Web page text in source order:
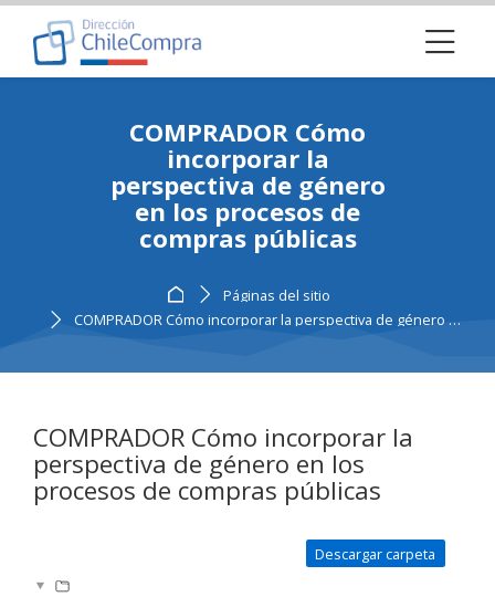
Skip to navigation
Skip to login form
Salta al contenido principal
Skip to footer
COMPRADOR Cómo
incorporar la
perspectiva de género
​en los procesos ​de
compras públicas
Página Principal
Páginas del sitio
COMPRADOR Cómo incorporar la perspectiva de género ​en los procesos ​de compras públicas
COMPRADOR Cómo incorporar la
perspectiva de género ​en los
procesos ​de compras públicas
Descargar carpeta